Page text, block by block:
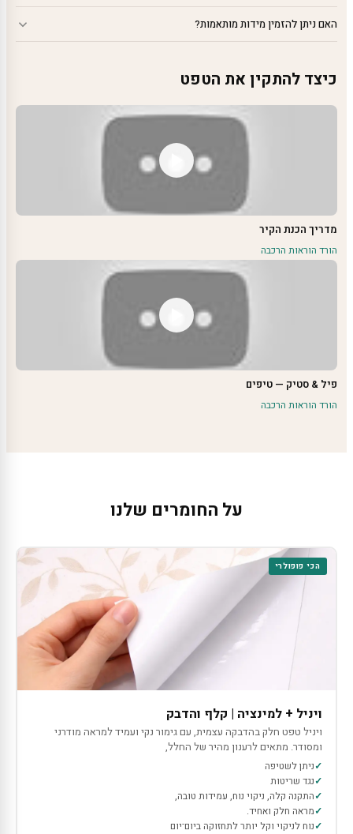
האם ניתן להזמין מידות מותאמות?
כיצד להתקין את הטפט
מדריך הכנת הקיר
הורד הוראות הרכבה
פיל & סטיק — טיפים
הורד הוראות הרכבה
על החומרים שלנו
הכי פופולרי
ויניל + למינציה | קלף והדבק
ויניל טפט חלק בהדבקה עצמית, עם גימור נקי ועמיד למראה מודרני
ומסודר. מתאים לרענון מהיר של החלל,
ניתן לשטיפה
נגד שריטות
התקנה קלה, ניקוי נוח, עמידות טובה,
מראה חלק ואחיד.
נוח לניקוי וקל יותר לתחזוקה ביום־יום